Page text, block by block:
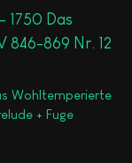
1750 Das
846-869 Nr. 12